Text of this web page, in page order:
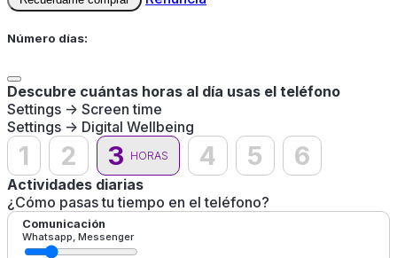
Número días:
Descubre cuántas horas al día usas el teléfono
Settings -> Screen time
Settings -> Digital Wellbeing
1 2 3 HORAS 4 5 6
Actividades diarias
¿Cómo pasas tu tiempo en el teléfono?
Comunicación
Whatsapp, Messenger